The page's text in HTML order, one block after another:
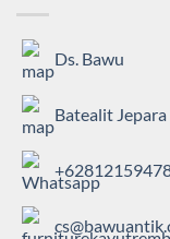
Ds. Bawu
Batealit